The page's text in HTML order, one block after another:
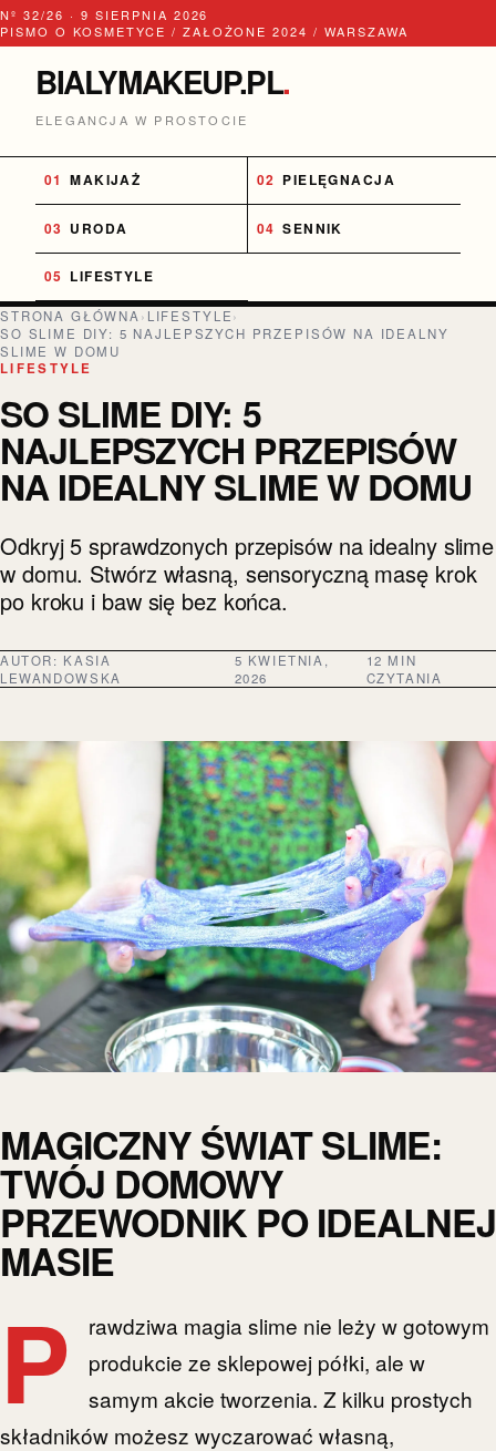
Nº 32/26 · 9 SIERPNIA 2026
PISMO O KOSMETYCE / ZAŁOŻONE 2024 / WARSZAWA
BIALYMAKEUP.PL.
ELEGANCJA W PROSTOCIE
MAKIJAŻ PIELĘGNACJA
URODA SENNIK
LIFESTYLE
STRONA GŁÓWNA› LIFESTYLE›
SO SLIME DIY: 5 NAJLEPSZYCH PRZEPISÓW NA IDEALNY
SLIME W DOMU
LIFESTYLE
SO SLIME DIY: 5
NAJLEPSZYCH PRZEPISÓW
NA IDEALNY SLIME W DOMU
Odkryj 5 sprawdzonych przepisów na idealny slime
w domu. Stwórz własną, sensoryczną masę krok
po kroku i baw się bez końca.
AUTOR: KASIA
LEWANDOWSKA
5 KWIETNIA,
2026
12 MIN
CZYTANIA
MAGICZNY ŚWIAT SLIME:
TWÓJ DOMOWY
PRZEWODNIK PO IDEALNEJ
MASIE
P
rawdziwa magia slime nie leży w gotowym
produkcie ze sklepowej półki, ale w
samym akcie tworzenia. Z kilku prostych
składników możesz wyczarować własną,